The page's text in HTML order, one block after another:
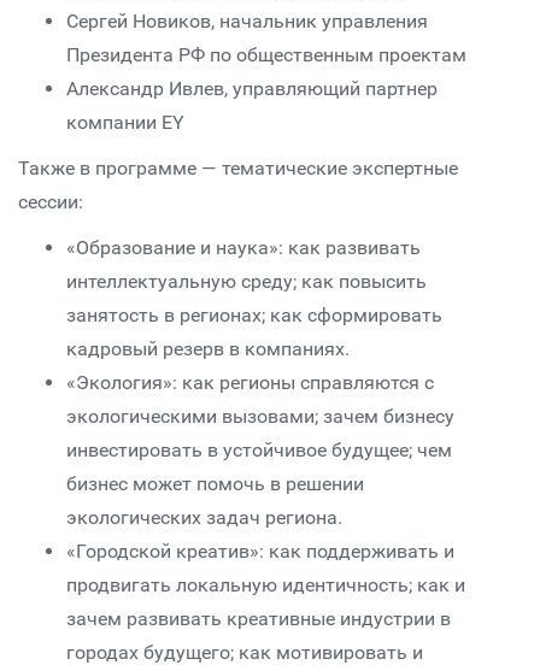
Сергей Новиков, начальник управления
Президента РФ по общественным проектам
Александр Ивлев, управляющий партнер
компании EY
Также в программе — тематические экспертные
сессии:
«Образование и наука»: как развивать
интеллектуальную среду; как повысить
занятость в регионах; как сформировать
кадровый резерв в компаниях.
«Экология»: как регионы справляются с
экологическими вызовами; зачем бизнесу
инвестировать в устойчивое будущее; чем
бизнес может помочь в решении
экологических задач региона.
«Городской креатив»: как поддерживать и
продвигать локальную идентичность; как и
зачем развивать креативные индустрии в
городах будущего; как мотивировать и